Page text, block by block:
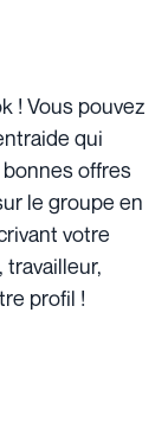
! Vous pouvez
qui
offres
le groupe en
votre
profil !